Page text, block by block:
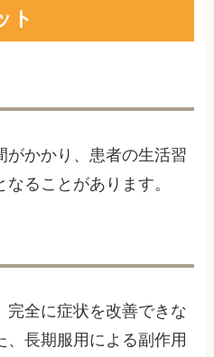
ト
がかかり、患者の生活習
ることがあります。
完全に症状を改善できな
、長期服用による副作用